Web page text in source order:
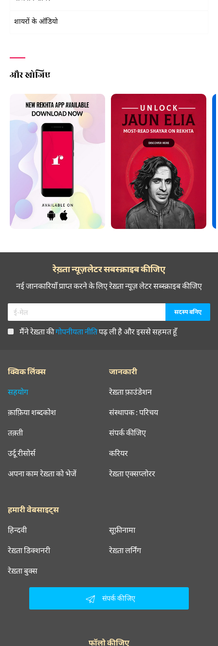
शायरों के ऑडियो
और खोजिए
रेख़्ता न्यूज़लेटर सबस्क्राइब कीजिए
नई जानकारियाँ प्राप्त करने के लिए रेख़्ता न्यूज़ लेटर सब्स्क्राइब कीजिए
मैंने रेख़्ता कीगोपनीयता नीतिपढ़ ली है और इससे सहमत हूँ
क्विक लिंक्स
सहयोग
क़ाफ़िया शब्दकोश
तक़्ती
उर्दू रीसोर्स
अपना काम रेख़्ता को भेजें
जानकारी
रेख़्ता फ़ाउंडेशन
संस्थापक : परिचय
संपर्क कीजिए
करियर
रेख़्ता एक्सप्लोरर
हमारी वेबसाइट्स
हिन्दवी सूफ़ीनामा
रेख़्ता डिक्शनरी रेख़्ता लर्निंग
रेख़्ता बुक्स
संपर्क कीजिए
फॉलो कीजिए